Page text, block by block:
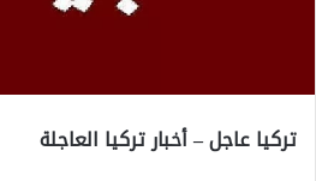
تركيا عاجل – أخبار تركيا العاجلة